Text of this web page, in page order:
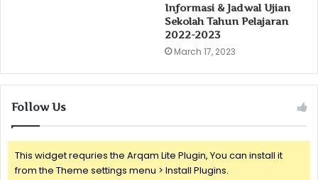
Informasi & Jadwal Ujian
Sekolah Tahun Pelajaran
2022-2023
March 17, 2023
Follow Us
This widget requries the Arqam Lite Plugin, You can install it
from the Theme settings menu > Install Plugins.